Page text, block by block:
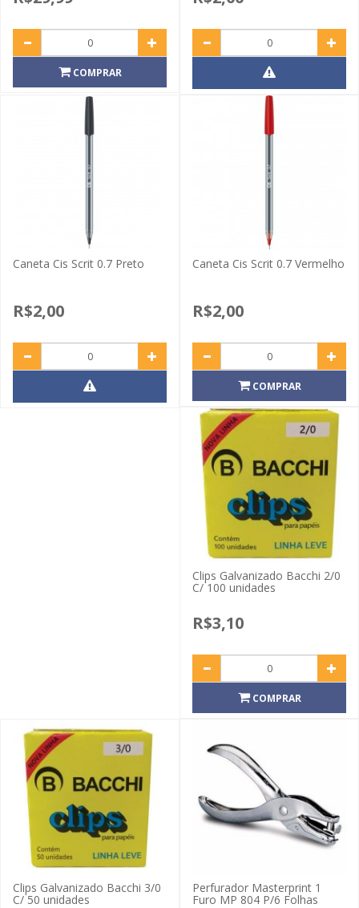
COMPRAR
Caneta Cis Scrit 0.7 Preto
R$2,00
Caneta Cis Scrit 0.7 Vermelho
R$2,00
COMPRAR
Clips Galvanizado Bacchi 2/0
C/ 100 unidades
R$3,10
COMPRAR
Clips Galvanizado Bacchi 3/0
C/ 50 unidades
Perfurador Masterprint 1
Furo MP 804 P/6 Folhas